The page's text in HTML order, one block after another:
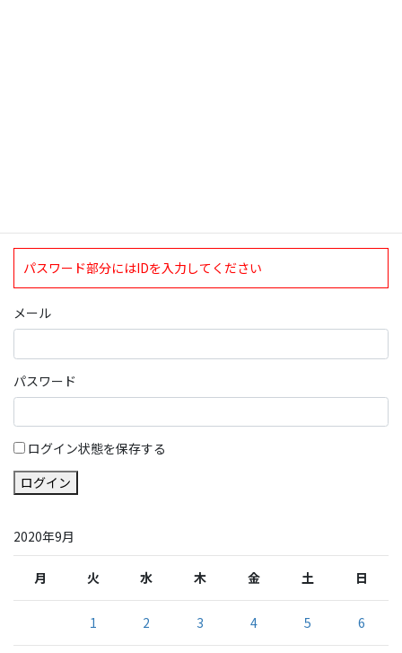
パスワード部分にはIDを入力してください
メール
パスワード
ログイン状態を保存する
ログイン
2020年9月
月 火 水 木 金 土 日
1 2 3 4 5 6